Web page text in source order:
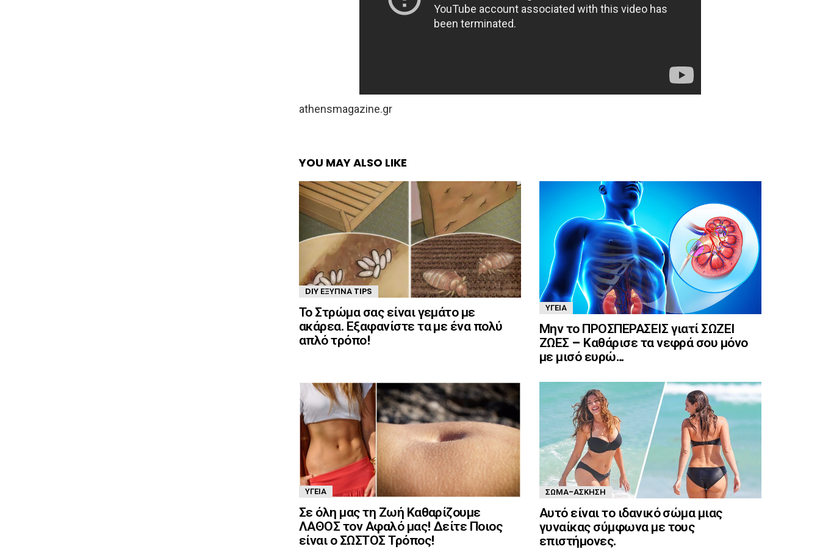
athensmagazine.gr
YOU MAY ALSO LIKE
DIY ΈΞΥΠΝΑ TIPS
Το Στρώμα σας είναι γεμάτο με
ακάρεα. Εξαφανίστε τα με ένα πολύ
απλό τρόπο!
ΥΓΕΊΑ
Μην το ΠΡΟΣΠΕΡΑΣΕΙΣ γιατί ΣΩΖΕΙ
ΖΩΕΣ – Καθάρισε τα νεφρά σου μόνο
με μισό ευρώ…
ΥΓΕΊΑ
Σε όλη μας τη Ζωή Καθαρίζουμε
ΛΑΘΟΣ τον Αφαλό μας! Δείτε Ποιος
είναι ο ΣΩΣΤΟΣ Τρόπος!
ΣΏΜΑ-ΆΣΚΗΣΗ
Αυτό είναι το ιδανικό σώμα μιας
γυναίκας σύμφωνα με τους
επιστήμονες.